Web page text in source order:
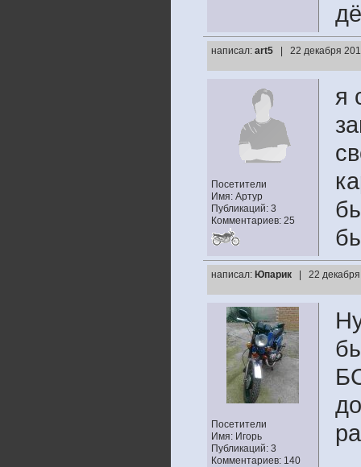
написал: art5 | 22 декабря
Посетители
Имя: Артур
Публикаций: 3
Комментариев: 25
я
написал: Юпарик | 22
Посетители
Имя: Игорь
Публикаций: 3
Комментариев: 140